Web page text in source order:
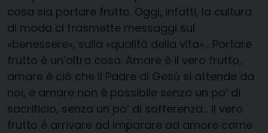
cosa sia portare frutto. Oggi, infatti, la cultura
di moda ci trasmette messaggi sul
«benessere», sulla «qualità della vita»… Portare
frutto è un’altra cosa. Amare è il vero frutto,
amare è ciò che il Padre di Gesù si attende da
noi, e amare non è possibile senza un po’ di
sacrificio, senza un po’ di sofferenza… Il vero
frutto è arrivare ad imparare ad amore come